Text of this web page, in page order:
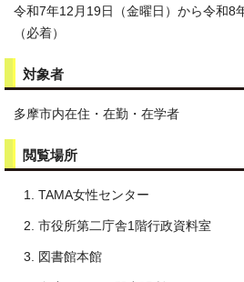
令和7年12月19日（金曜日）から令和8
（必着）
対象者
多摩市内在住・在勤・在学者
閲覧場所
TAMA女性センター
市役所第二庁舎1階行政資料室
図書館本館